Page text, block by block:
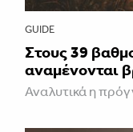
GUIDE
Στους 39
αναμένονται
Αναλυτικά η